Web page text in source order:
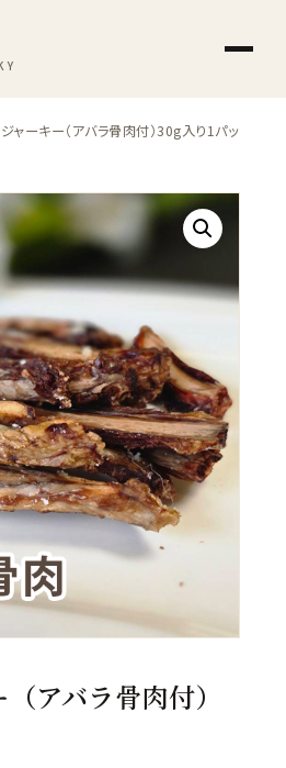
ャーキー（アバラ骨肉付）30g入り1パッ
アバラ骨肉付）